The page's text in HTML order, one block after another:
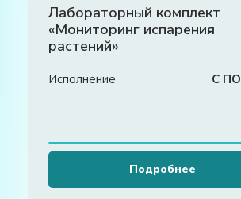
Лабораторный комплект
«Мониторинг испарения
растений»
Исполнение С ПО
Подробнее